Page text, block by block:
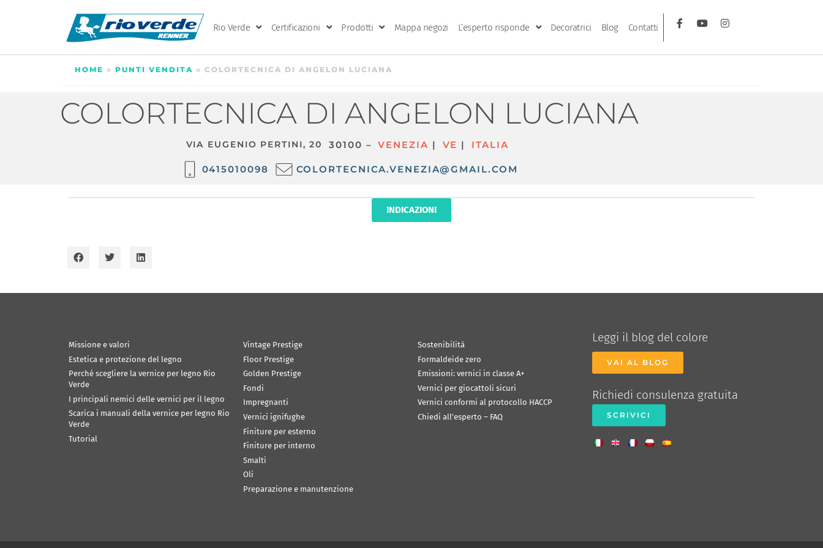
Rio Verde Certificazioni Prodotti Mappa negozi L’esperto risponde Decoratrici Blog Contatti
HOME » PUNTI VENDITA » COLORTECNICA DI ANGELON LUCIANA
COLORTECNICA DI ANGELON LUCIANA
VIA EUGENIO PERTINI, 20 30100 – VENEZIA | VE | ITALIA
0415010098 COLORTECNICA.VENEZIA@GMAIL.COM
INDICAZIONI
Missione e valori
Estetica e protezione del legno
Perché scegliere la vernice per legno Rio
Verde
I principali nemici delle vernici per il legno
Scarica i manuali della vernice per legno Rio
Verde
Tutorial
Vintage Prestige
Floor Prestige
Golden Prestige
Fondi
Impregnanti
Vernici ignifughe
Finiture per esterno
Finiture per interno
Smalti
Oli
Preparazione e manutenzione
Sostenibilità
Formaldeide zero
Emissioni: vernici in classe A+
Vernici per giocattoli sicuri
Vernici conformi al protocollo HACCP
Chiedi all’esperto – FAQ
Leggi il blog del colore
VAI AL BLOG
Richiedi consulenza gratuita
SCRIVICI